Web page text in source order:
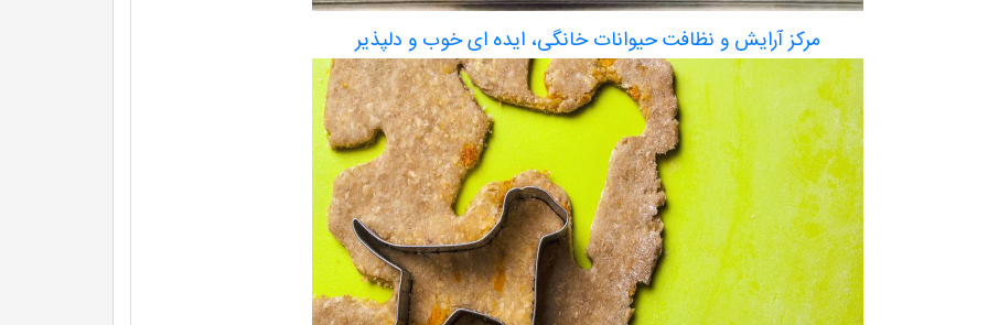
مرکز آرایش و نظافت حیوانات خانگی، ایده ای خوب و دلپذیر